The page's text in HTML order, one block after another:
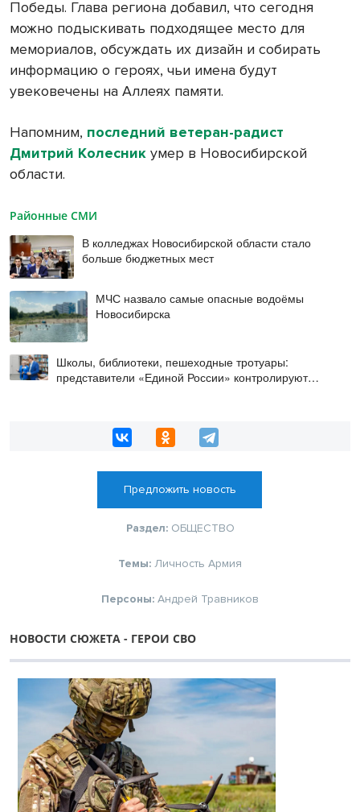
Победы. Глава региона добавил, что сегодня
можно подыскивать подходящее место для
мемориалов, обсуждать их дизайн и собирать
информацию о героях, чьи имена будут
увековечены на Аллеях памяти.
Напомним, последний ветеран-радист
Дмитрий Колесник умер в Новосибирской
области.
Районные СМИ
В колледжах Новосибирской области стало
больше бюджетных мест
МЧС назвало самые опасные водоёмы
Новосибирска
Школы, библиотеки, пешеходные тротуары:
представители «Единой России» контролируют
Предложить новость
Раздел: ОБЩЕСТВО
Темы: Личность Армия
Персоны: Андрей Травников
НОВОСТИ СЮЖЕТА - ГЕРОИ СВО